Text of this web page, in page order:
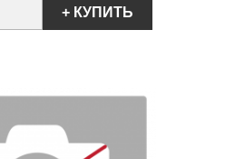
+ КУПИТЬ